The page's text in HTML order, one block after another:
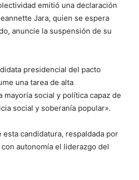
emitió una declaración
Jara, quien se espera
anuncie la suspensión de su
presidencial del pacto
una tarea de alta
social y política capaz de
social y soberanía popular».
candidatura, respaldada por
autonomía el liderazgo del